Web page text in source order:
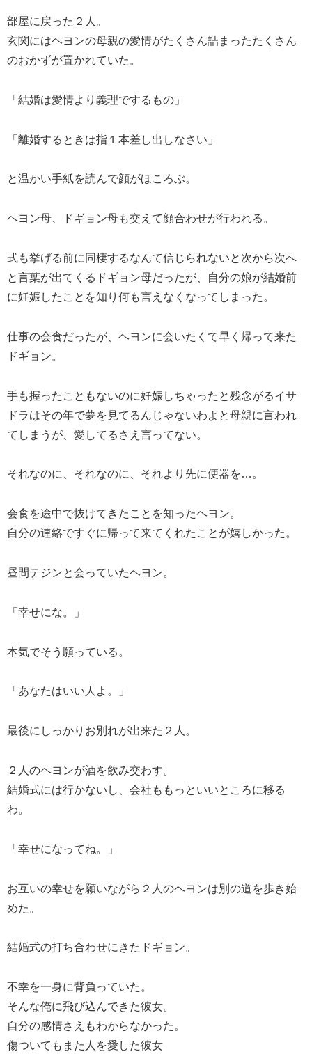
部屋に戻った２人。
玄関にはヘヨンの母親の愛情がたくさん詰まったたくさん
のおかずが置かれていた。
「結婚は愛情より義理でするもの」
「離婚するときは指１本差し出しなさい」
と温かい手紙を読んで顔がほころぶ。
ヘヨン母、ドギョン母も交えて顔合わせが行われる。
式も挙げる前に同棲するなんて信じられないと次から次へ
と言葉が出てくるドギョン母だったが、自分の娘が結婚前
に妊娠したことを知り何も言えなくなってしまった。
仕事の会食だったが、ヘヨンに会いたくて早く帰って来た
ドギョン。
手も握ったこともないのに妊娠しちゃったと残念がるイサ
ドラはその年で夢を見てるんじゃないわよと母親に言われ
てしまうが、愛してるさえ言ってない。
それなのに、それなのに、それより先に便器を…。
会食を途中で抜けてきたことを知ったヘヨン。
自分の連絡ですぐに帰って来てくれたことが嬉しかった。
昼間テジンと会っていたヘヨン。
「幸せにな。」
本気でそう願っている。
「あなたはいい人よ。」
最後にしっかりお別れが出来た２人。
２人のヘヨンが酒を飲み交わす。
結婚式には行かないし、会社ももっといいところに移る
わ。
「幸せになってね。」
お互いの幸せを願いながら２人のヘヨンは別の道を歩き始
めた。
結婚式の打ち合わせにきたドギョン。
不幸を一身に背負っていた。
そんな俺に飛び込んできた彼女。
自分の感情さえもわからなかった。
傷ついてもまた人を愛した彼女